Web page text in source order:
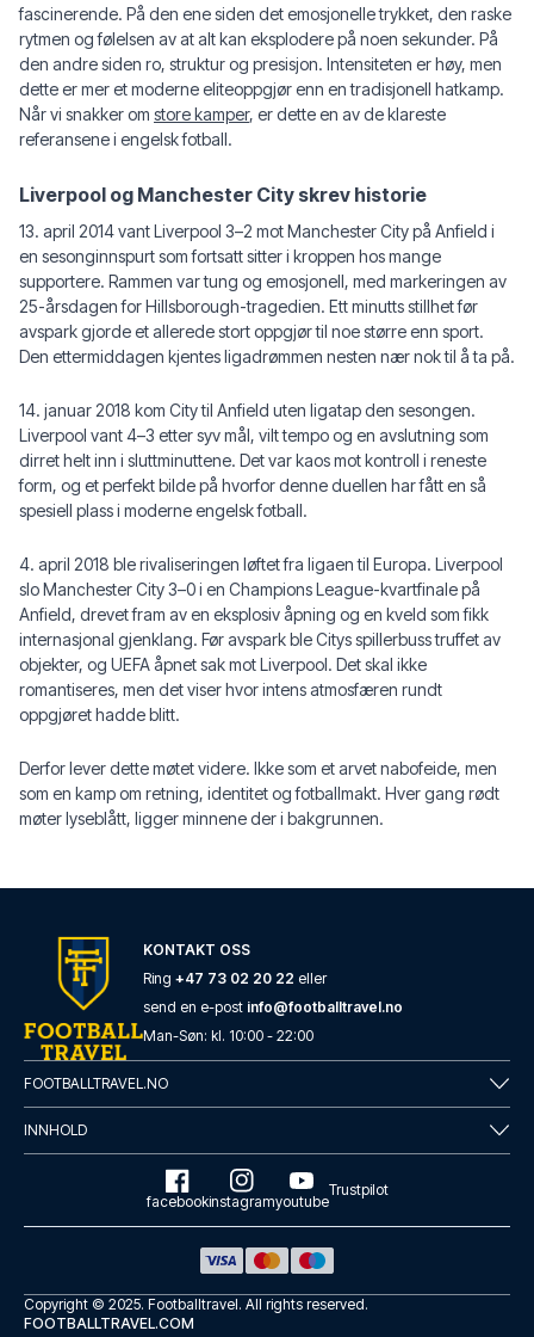
fascinerende. På den ene siden det emosjonelle trykket, den raske
rytmen og følelsen av at alt kan eksplodere på noen sekunder. På
den andre siden ro, struktur og presisjon. Intensiteten er høy, men
dette er mer et moderne eliteoppgjør enn en tradisjonell hatkamp.
Når vi snakker om store kamper, er dette en av de klareste
referansene i engelsk fotball.
Liverpool og Manchester City skrev historie
13. april 2014 vant Liverpool 3–2 mot Manchester City på Anfield i
en sesonginnspurt som fortsatt sitter i kroppen hos mange
supportere. Rammen var tung og emosjonell, med markeringen av
25-årsdagen for Hillsborough-tragedien. Ett minutts stillhet før
avspark gjorde et allerede stort oppgjør til noe større enn sport.
Den ettermiddagen kjentes ligadrømmen nesten nær nok til å ta på.
14. januar 2018 kom City til Anfield uten ligatap den sesongen.
Liverpool vant 4–3 etter syv mål, vilt tempo og en avslutning som
dirret helt inn i sluttminuttene. Det var kaos mot kontroll i reneste
form, og et perfekt bilde på hvorfor denne duellen har fått en så
spesiell plass i moderne engelsk fotball.
4. april 2018 ble rivaliseringen løftet fra ligaen til Europa. Liverpool
slo Manchester City 3–0 i en Champions League-kvartfinale på
Anfield, drevet fram av en eksplosiv åpning og en kveld som fikk
internasjonal gjenklang. Før avspark ble Citys spillerbuss truffet av
objekter, og UEFA åpnet sak mot Liverpool. Det skal ikke
romantiseres, men det viser hvor intens atmosfæren rundt
oppgjøret hadde blitt.
Derfor lever dette møtet videre. Ikke som et arvet nabofeide, men
som en kamp om retning, identitet og fotballmakt. Hver gang rødt
møter lyseblått, ligger minnene der i bakgrunnen.
KONTAKT OSS
Ring +47 73 02 20 22 eller
send en e-post info@footballtravel.no
Man-Søn: kl. 10:00 - 22:00
FOOTBALLTRAVEL.NO
INNHOLD
facebookinstagramyoutube
Trustpilot
Copyright © 2025. Footballtravel. All rights reserved.
FOOTBALLTRAVEL.COM